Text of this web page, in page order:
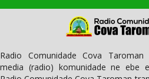
Radio Comunidade Cova Taroman
media (radio) komunidade ne ebe